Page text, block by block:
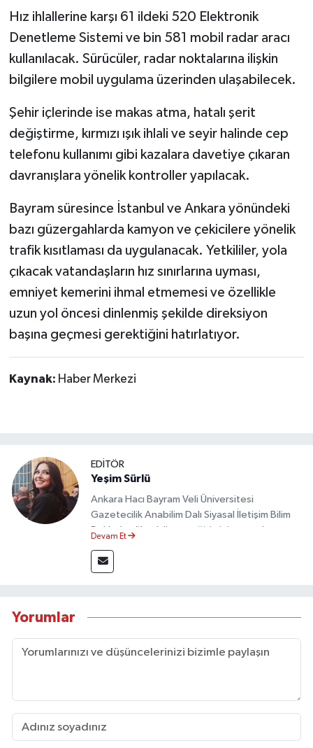
Hız ihlallerine karşı 61 ildeki 520 Elektronik
Denetleme Sistemi ve bin 581 mobil radar aracı
kullanılacak. Sürücüler, radar noktalarına ilişkin
bilgilere mobil uygulama üzerinden ulaşabilecek.
Şehir içlerinde ise makas atma, hatalı şerit
değiştirme, kırmızı ışık ihlali ve seyir halinde cep
telefonu kullanımı gibi kazalara davetiye çıkaran
davranışlara yönelik kontroller yapılacak.
Bayram süresince İstanbul ve Ankara yönündeki
bazı güzergahlarda kamyon ve çekicilere yönelik
trafik kısıtlaması da uygulanacak. Yetkililer, yola
çıkacak vatandaşların hız sınırlarına uyması,
emniyet kemerini ihmal etmemesi ve özellikle
uzun yol öncesi dinlenmiş şekilde direksiyon
başına geçmesi gerektiğini hatırlatıyor.
Kaynak: Haber Merkezi
EDİTÖR
Yeşim Sürlü
Ankara Hacı Bayram Veli Üniversitesi
Gazetecilik Anabilim Dalı Siyasal İletişim Bilim
Dalı’nda yüksek lisans eğitimini tamamlamıştır.
akademik çalışmalar gerçekleştirmiştir.
Taşköprü Postası internet haber sitesinde
Devam Et
Yorumlar